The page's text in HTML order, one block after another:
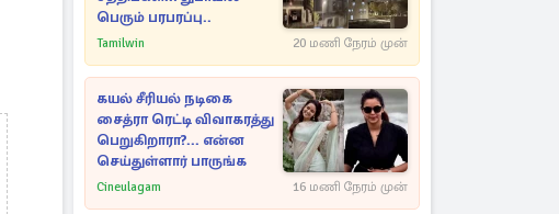
பெரும் பரபரப்பு..
Tamilwin 20 மணி நேரம் முன்
கயல் சீரியல் நடிகை
சைத்ரா ரெட்டி விவாகரத்து
பெறுகிறாரா?... என்ன
செய்துள்ளார் பாருங்க
Cineulagam 16 மணி நேரம் முன்